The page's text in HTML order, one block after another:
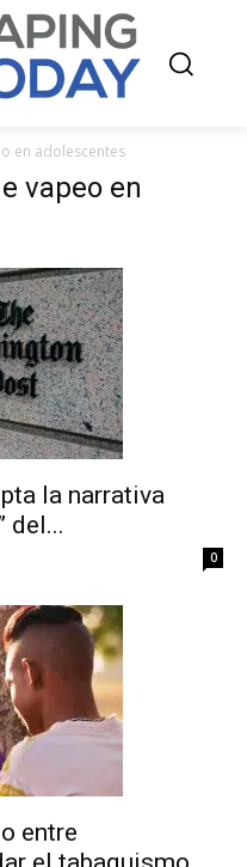
en adolescentes
vapeo en
la narrativa
del...
0
entre